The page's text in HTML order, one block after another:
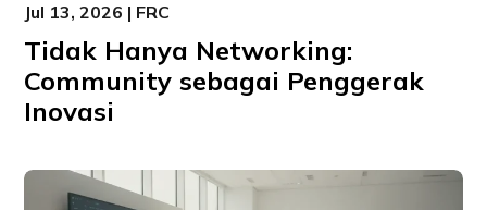
Jul 13, 2026 | FRC
Tidak Hanya Networking:
Community sebagai Penggerak
Inovasi